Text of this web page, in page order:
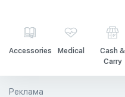
Accessories Medical
Cash &
Carry
Реклама